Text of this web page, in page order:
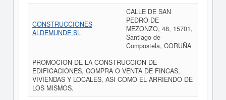
CONSTRUCCIONES
ALDEMUNDE SL
CALLE DE SAN
PEDRO DE
MEZONZO, 48, 15701,
Santiago de
Compostela, CORUÑA
PROMOCION DE LA CONSTRUCCION DE
EDIFICACIONES, COMPRA O VENTA DE FINCAS,
VIVIENDAS Y LOCALES, ASI COMO EL ARRIENDO DE
LOS MISMOS.